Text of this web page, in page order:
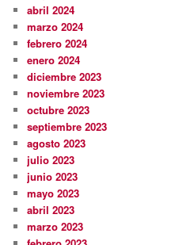
abril 2024
marzo 2024
febrero 2024
enero 2024
diciembre 2023
noviembre 2023
octubre 2023
septiembre 2023
agosto 2023
julio 2023
junio 2023
mayo 2023
abril 2023
marzo 2023